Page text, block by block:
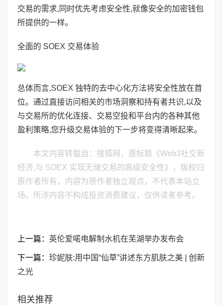
交易的需求,同时优先考虑安全性,就像安全的加密钱包
所提供的一样。
全面的 SOEX 交易体验
总体而言,SOEX 独特的去中心化方法将安全性放在首
位。通过直接访问相关的市场洞察和持有者共识,以及
与交易所的优化连接、交易空投和平台内的各种其他
盈利策略,您升级交易体验的下一步将变得清晰起来。
本文内容转载自：搜狐网，原标题《Web3社交新
经济,与 SOEX 实现无缝交易的高级安全性》，版权归
原作者所有，内容为原作者独立观点，不代表本站立
场。所涉内容不构成投资消费建议，仅供读者参考。
上一篇： 英伦爱喏电解制水机在芜湖举办发布会
下一篇： 珍妮肤:用中国“仙草”讲述东方肌肤之美 | 创新
之光
相关推荐